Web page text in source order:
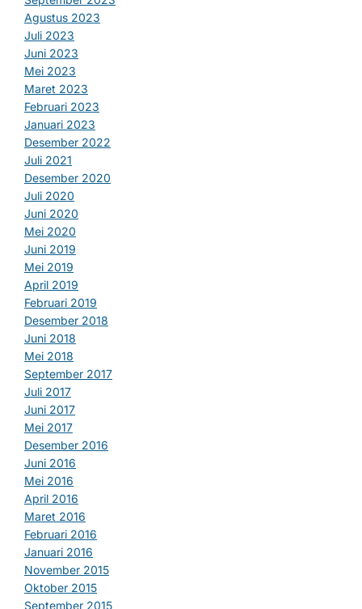
Agustus 2023
Juli 2023
Juni 2023
Mei 2023
Maret 2023
Februari 2023
Januari 2023
Desember 2022
Juli 2021
Desember 2020
Juli 2020
Juni 2020
Mei 2020
Juni 2019
Mei 2019
April 2019
Februari 2019
Desember 2018
Juni 2018
Mei 2018
September 2017
Juli 2017
Juni 2017
Mei 2017
Desember 2016
Juni 2016
Mei 2016
April 2016
Maret 2016
Februari 2016
Januari 2016
November 2015
Oktober 2015
September 2015